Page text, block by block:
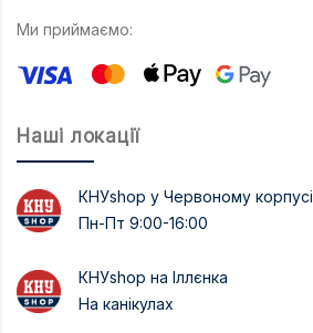
Ми приймаємо:
Наші локації
КНУshop у Червоному корпусі
Пн-Пт 9:00-16:00
КНУshop на Іллєнка
На канікулах